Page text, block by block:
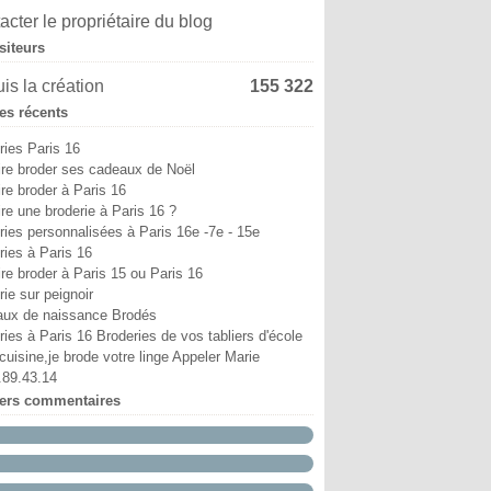
(6)
(3)
(2)
(5)
(4)
(6)
(7)
(5)
(2)
(9)
(11)
(6)
(6)
(8)
(5)
(8)
(12)
(12)
(14)
(18)
(7)
(1)
(15)
(17)
(12)
(19)
(13)
(18)
(10)
(38)
(52)
le propriétaire du blog
la création 155 322
récents
Paris 16
broder ses cadeaux de Noël
broder à Paris 16
une broderie à Paris 16 ?
personnalisées à Paris 16e -7e - 15e
à Paris 16
broder à Paris 15 ou Paris 16
sur peignoir
de naissance Brodés
à Paris 16 Broderies de vos tabliers d'école
brode votre linge Appeler Marie
commentaires